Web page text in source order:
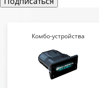
Комбо-устройства